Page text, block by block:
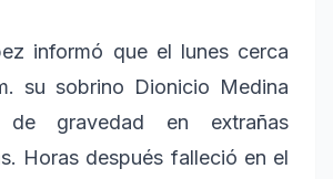
informó que el lunes cerca
su sobrino Dionicio Medina
gravedad en extrañas
Horas después falleció en el